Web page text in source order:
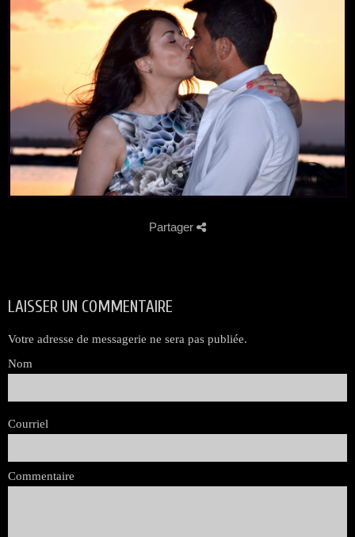
Partager
LAISSER UN COMMENTAIRE
Votre adresse de messagerie ne sera pas publiée.
Nom
Courriel
Commentaire